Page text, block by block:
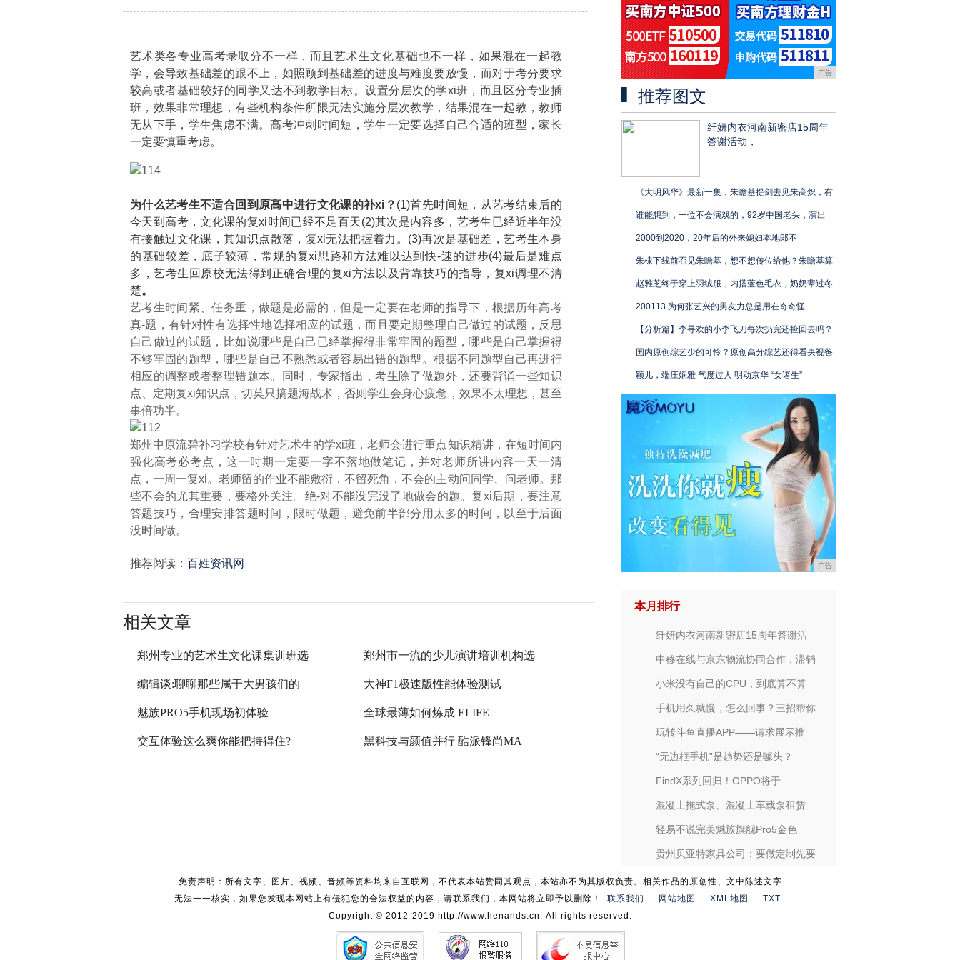
艺术类各专业高考录取分不一样，而且艺术生文化基础也不一样，如果混在一起教
学，会导致基础差的跟不上，如照顾到基础差的进度与难度要放慢，而对于考分要求
较高或者基础较好的同学又达不到教学目标。设置分层次的学xi班，而且区分专业插
班，效果非常理想，有些机构条件所限无法实施分层次教学，结果混在一起教，教师
无从下手，学生焦虑不满。高考冲刺时间短，学生一定要选择自己合适的班型，家长
一定要慎重考虑。
为什么艺考生不适合回到原高中进行文化课的补xi？ (1)首先时间短，从艺考结束后的
今天到高考，文化课的复xi时间已经不足百天(2)其次是内容多，艺考生已经近半年没
有接触过文化课，其知识点散落，复xi无法把握着力。(3)再次是基础差，艺考生本身
的基础较差，底子较薄，常规的复xi思路和方法难以达到快-速的进步(4)最后是难点
多，艺考生回原校无法得到正确合理的复xi方法以及背靠技巧的指导，复xi调理不清
楚。
艺考生时间紧、任务重，做题是必需的，但是一定要在老师的指导下，根据历年高考
真-题，有针对性有选择性地选择相应的试题，而且要定期整理自己做过的试题，反思
自己做过的试题，比如说哪些是自己已经掌握得非常牢固的题型，哪些是自己掌握得
不够牢固的题型，哪些是自己不熟悉或者容易出错的题型。根据不同题型自己再进行
相应的调整或者整理错题本。同时，专家指出，考生除了做题外，还要背诵一些知识
点、定期复xi知识点，切莫只搞题海战术，否则学生会身心疲惫，效果不太理想，甚至
事倍功半。
郑州中原流碧补习学校有针对艺术生的学xi班，老师会进行重点知识精讲，在短时间内
强化高考必考点，这一时期一定要一字不落地做笔记，并对老师所讲内容一天一清
点，一周一复xi。老师留的作业不能敷衍，不留死角，不会的主动问同学、问老师。那
些不会的尤其重要，要格外关注。绝-对不能没完没了地做会的题。复xi后期，要注意
答题技巧，合理安排答题时间，限时做题，避免前半部分用太多的时间，以至于后面
没时间做。
推荐阅读： 百姓资讯网
相关文章
郑州专业的艺术生文化课集训班选 郑州市一流的少儿演讲培训机构选
编辑谈:聊聊那些属于大男孩们的 大神F1极速版性能体验测试
魅族PRO5手机现场初体验 全球最薄如何炼成 ELIFE
交互体验这么爽你能把持得住? 黑科技与颜值并行 酷派锋尚MA
广告
推荐图文
纤妍内衣河南新密店15周年
答谢活动，
《大明风华》最新一集，朱瞻基提剑去见朱高炽，有
谁能想到，一位不会演戏的，92岁中国老头，演出
2000到2020，20年后的外来媳妇本地郎不
朱棣下线前召见朱瞻基，想不想传位给他？朱瞻基算
赵雅芝终于穿上羽绒服，内搭蓝色毛衣，奶奶辈过冬
200113 为何张艺兴的男友力总是用在奇奇怪
【分析篇】李寻欢的小李飞刀每次扔完还捡回去吗？
国内原创综艺少的可怜？原创高分综艺还得看央视爸
颖儿，端庄娴雅 气度过人 明动京华 “女诸生”
广告
本月排行
纤妍内衣河南新密店15周年答谢活
中移在线与京东物流协同合作，滞销
小米没有自己的CPU，到底算不算
手机用久就慢，怎么回事？三招帮你
玩转斗鱼直播APP——请求展示推
“无边框手机”是趋势还是噱头？
FindX系列回归！OPPO将于
混凝土拖式泵、混凝土车载泵租赁
轻易不说完美魅族旗舰Pro5金色
贵州贝亚特家具公司：要做定制先要
免责声明：所有文字、图片、视频、音频等资料均来自互联网，不代表本站赞同其观点，本站亦不为其版权负责。相关作品的原创性、文中陈述文字
无法一一核实，如果您发现本网站上有侵犯您的合法权益的内容，请联系我们，本网站将立即予以删除！
联系我们 网站地图 XML地图
TXT
Copyright © 2012-2019 http://www.henands.cn, All rights reserved.